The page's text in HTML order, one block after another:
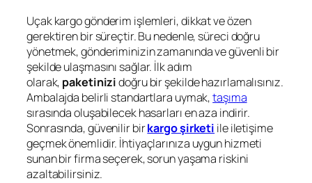
Uçak kargo gönderim işlemleri, dikkat ve özen
gerektiren bir süreçtir. Bu nedenle, süreci doğru
yönetmek, gönderiminizin zamanında ve güvenli bir
şekilde ulaşmasını sağlar. İlk adım
olarak, paketinizidoğru bir şekilde hazırlamalısınız.
Ambalajda belirli standartlara uymak,taşıma
sırasında oluşabilecek hasarları en aza indirir.
Sonrasında, güvenilir birkargo şirketi ile iletişime
geçmek önemlidir. İhtiyaçlarınıza uygun hizmeti
sunan bir firma seçerek, sorun yaşama riskini
azaltabilirsiniz.